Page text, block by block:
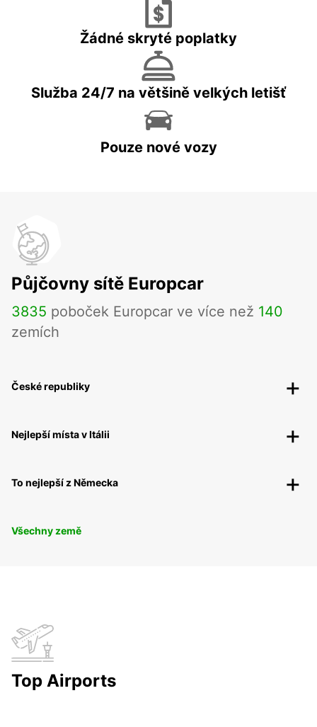
Žádné skryté poplatky
Služba 24/7 na většině velkých letišť
Pouze nové vozy
Půjčovny sítě Europcar
3835 poboček Europcar ve více než 140
zemích
České republiky
Nejlepší místa v Itálii
To nejlepší z Německa
Všechny země
Top Airports